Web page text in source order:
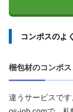
コンポスのよ
梱包材のコンポ
違うサービスで